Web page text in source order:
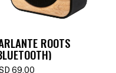
ROOTS
69,00